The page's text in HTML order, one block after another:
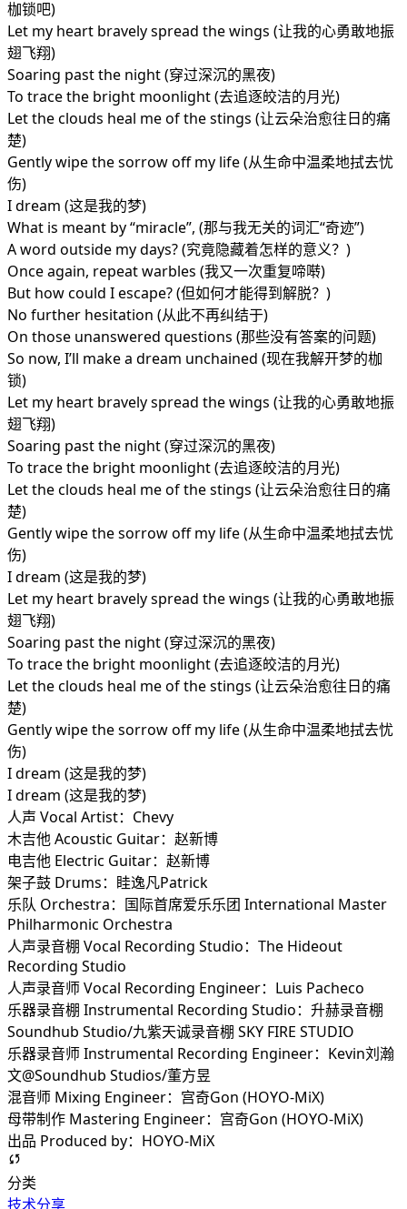
枷锁吧)
Let my heart bravely spread the wings (让我的心勇敢地振
翅飞翔)
Soaring past the night (穿过深沉的黑夜)
To trace the bright moonlight (去追逐皎洁的月光)
Let the clouds heal me of the stings (让云朵治愈往日的痛
楚)
Gently wipe the sorrow off my life (从生命中温柔地拭去忧
伤)
I dream (这是我的梦)
What is meant by “miracle”, (那与我无关的词汇“奇迹”)
A word outside my days? (究竟隐藏着怎样的意义？)
Once again, repeat warbles (我又一次重复啼啭)
But how could I escape? (但如何才能得到解脱？)
No further hesitation (从此不再纠结于)
On those unanswered questions (那些没有答案的问题)
So now, I’ll make a dream unchained (现在我解开梦的枷
锁)
Let my heart bravely spread the wings (让我的心勇敢地振
翅飞翔)
Soaring past the night (穿过深沉的黑夜)
To trace the bright moonlight (去追逐皎洁的月光)
Let the clouds heal me of the stings (让云朵治愈往日的痛
楚)
Gently wipe the sorrow off my life (从生命中温柔地拭去忧
伤)
I dream (这是我的梦)
Let my heart bravely spread the wings (让我的心勇敢地振
翅飞翔)
Soaring past the night (穿过深沉的黑夜)
To trace the bright moonlight (去追逐皎洁的月光)
Let the clouds heal me of the stings (让云朵治愈往日的痛
楚)
Gently wipe the sorrow off my life (从生命中温柔地拭去忧
伤)
I dream (这是我的梦)
I dream (这是我的梦)
人声 Vocal Artist：Chevy
木吉他 Acoustic Guitar：赵新博
电吉他 Electric Guitar：赵新博
架子鼓 Drums：眭逸凡Patrick
乐队 Orchestra：国际首席爱乐乐团 International Master
Philharmonic Orchestra
人声录音棚 Vocal Recording Studio：The Hideout
Recording Studio
人声录音师 Vocal Recording Engineer：Luis Pacheco
乐器录音棚 Instrumental Recording Studio：升赫录音棚
Soundhub Studio/九紫天诚录音棚 SKY FIRE STUDIO
乐器录音师 Instrumental Recording Engineer：Kevin刘瀚
文@Soundhub Studios/董方昱
混音师 Mixing Engineer：宫奇Gon (HOYO-MiX)
母带制作 Mastering Engineer：宫奇Gon (HOYO-MiX)
出品 Produced by：HOYO-MiX
分类
技术分享